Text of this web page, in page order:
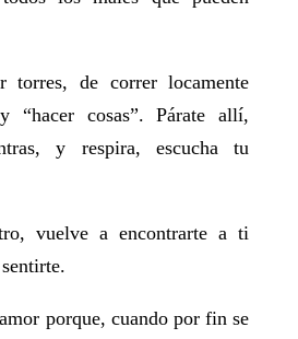
torres, de correr locamente
“hacer cosas”. Párate allí,
y respira, escucha tu
vuelve a encontrarte a ti
porque, cuando por fin se